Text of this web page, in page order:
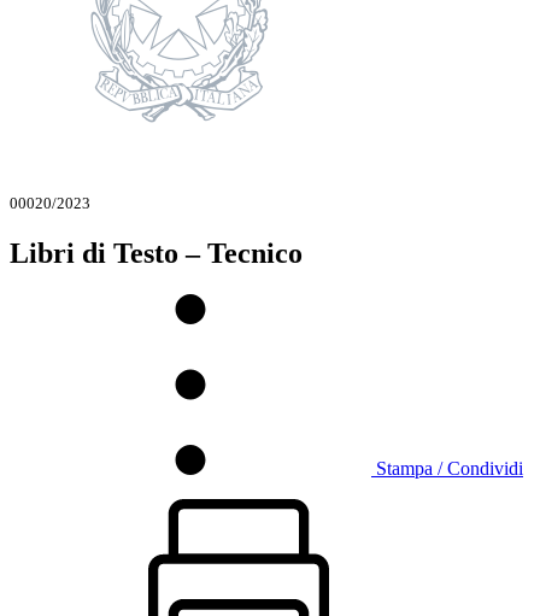
00020/2023
Libri di Testo – Tecnico
Stampa / Condividi